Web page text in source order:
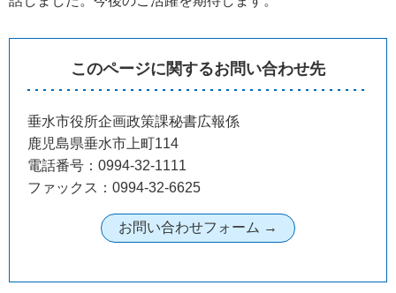
このページに関するお問い合わせ先
垂水市役所企画政策課秘書広報係
鹿児島県垂水市上町114
電話番号：0994-32-1111
ファックス：0994-32-6625